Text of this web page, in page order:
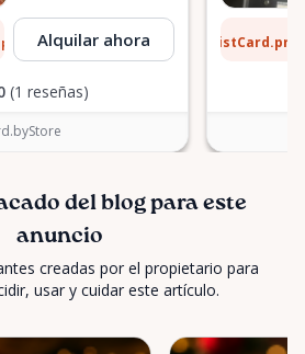
por díaAlquilar ahora
(1 reseñas)
del blog para este
anuncio
creadas por el propietario para
usar y cuidar este artículo.